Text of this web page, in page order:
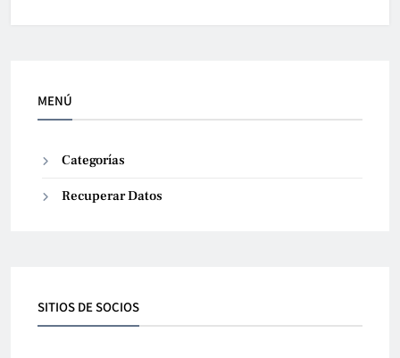
MENÚ
Categorías
Recuperar Datos
SITIOS DE SOCIOS